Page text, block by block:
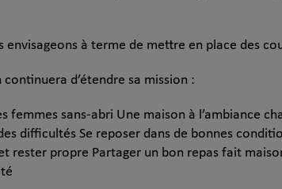
envisageons à terme de mettre en place des
d’étendre sa mission :
femmes sans-abri Une maison à l’ambiance
difficultés Se reposer dans de bonnes
rester propre Partager un bon repas fait